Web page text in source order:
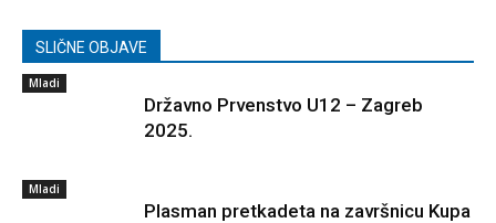
SLIČNE OBJAVE
Mladi
Državno Prvenstvo U12 – Zagreb
2025.
Mladi
Plasman pretkadeta na završnicu Kupa